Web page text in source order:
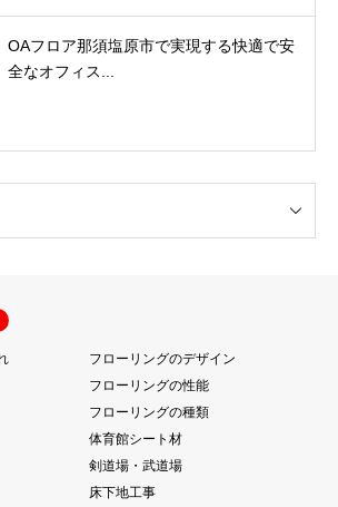
OAフロア那須塩原市で実現する快適で安
全なオフィス...
フローリングのデザイン
フローリングの性能
フローリングの種類
体育館シート材
剣道場・武道場
床下地工事